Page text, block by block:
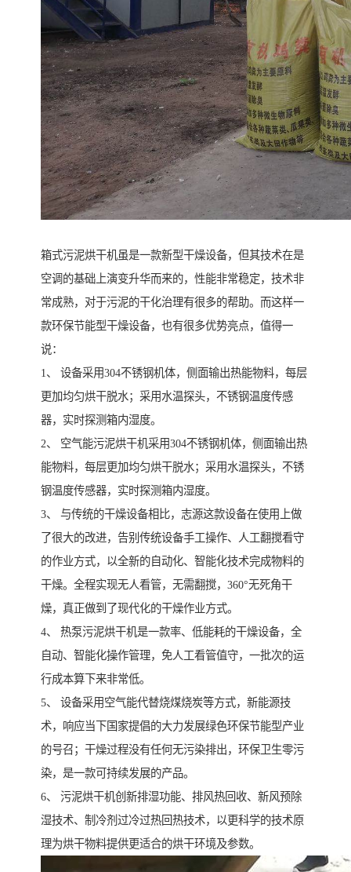
箱式污泥烘干机虽是一款新型干燥设备，但其技术在是
空调的基础上演变升华而来的，性能非常稳定，技术非
常成熟，对于污泥的干化治理有很多的帮助。而这样一
款环保节能型干燥设备，也有很多优势亮点，值得一
说：
1、 设备采用304不锈钢机体，侧面输出热能物料，每层
更加均匀烘干脱水；采用水温探头，不锈钢温度传感
器，实时探测箱内湿度。
2、 空气能污泥烘干机采用304不锈钢机体，侧面输出热
能物料，每层更加均匀烘干脱水；采用水温探头，不锈
钢温度传感器，实时探测箱内湿度。
3、 与传统的干燥设备相比，志源这款设备在使用上做
了很大的改进，告别传统设备手工操作、人工翻搅看守
的作业方式，以全新的自动化、智能化技术完成物料的
干燥。全程实现无人看管，无需翻搅，360°无死角干
燥，真正做到了现代化的干燥作业方式。
4、 热泵污泥烘干机是一款率、低能耗的干燥设备，全
自动、智能化操作管理，免人工看管值守，一批次的运
行成本算下来非常低。
5、 设备采用空气能代替烧煤烧炭等方式，新能源技
术，响应当下国家提倡的大力发展绿色环保节能型产业
的号召；干燥过程没有任何无污染排出，环保卫生零污
染，是一款可持续发展的产品。
6、 污泥烘干机创新排湿功能、排风热回收、新风预除
湿技术、制冷剂过冷过热回热技术，以更科学的技术原
理为烘干物料提供更适合的烘干环境及参数。